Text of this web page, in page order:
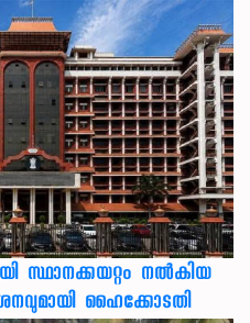
സ്ഥാനക്കയറ്റം നൽകിയ
ഹൈക്കോടതി